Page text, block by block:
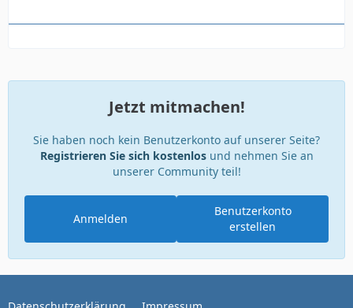
Jetzt mitmachen!
Sie haben noch kein Benutzerkonto auf unserer Seite?
Registrieren Sie sich kostenlosund nehmen Sie an
unserer Community teil!
Benutzerkonto
erstellen
Anmelden